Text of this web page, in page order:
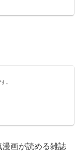
。
漫画が読める雑誌